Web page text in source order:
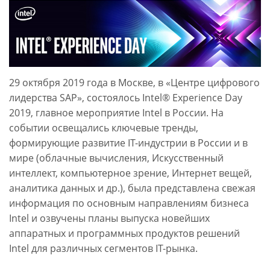
29 октября 2019 года в Москве, в «Центре цифрового
лидерства SAP», состоялось Intel® Experience Day
2019, главное мероприятие Intel в России. На
событии освещались ключевые тренды,
формирующие развитие IT-индустрии в России и в
мире (облачные вычисления, Искусственный
интеллект, компьютерное зрение, Интернет вещей,
аналитика данных и др.), была представлена свежая
информация по основным направлениям бизнеса
Intel и озвучены планы выпуска новейших
аппаратных и программных продуктов решений
Intel для различных сегментов IT-рынка.